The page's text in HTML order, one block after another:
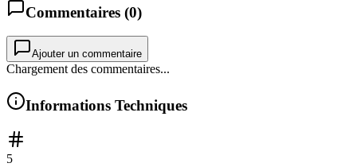
Commentaires (0)
Ajouter un commentaire
Chargement des commentaires...
Informations Techniques
5